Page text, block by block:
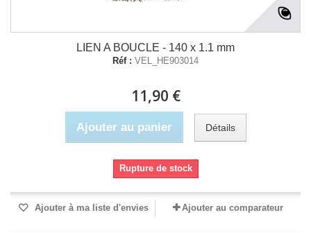
LIEN A BOUCLE - 140 x 1.1 mm
Réf : VEL_HE903014
11,90 €
Ajouter au panier Détails
Rupture de stock
Ajouter à ma liste d'envies Ajouter au comparateur